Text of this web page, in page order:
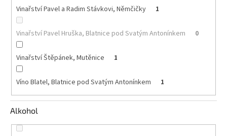
Poslední
láhve
skladem
Cuvée
vína
Klarety
podle
jakosti
Víno
Vinařství Pavel a Radim Stávkovi, Němčičky 1
Vinařství Pavel Hruška, Blatnice pod Svatým Antonínkem 0
Vinařství Štěpánek, Mutěnice 1
Víno Blatel, Blatnice pod Svatým Antonínkem 1
Alkohol